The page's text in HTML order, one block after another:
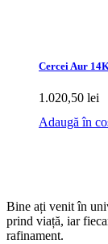
Cercei Aur
1.020,50 lei
Adaugă în
Bine ați venit în
prind viață, iar
rafinament.